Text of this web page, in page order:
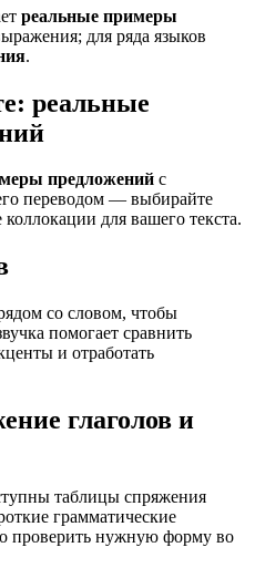
реальные примеры
для ряда языков
.
реальные
предложений с
переводом — выбирайте
для вашего текста.
со словом, чтобы
помогает сравнить
и отработать
глаголов и
таблицы спряжения
грамматические
проверить нужную форму во